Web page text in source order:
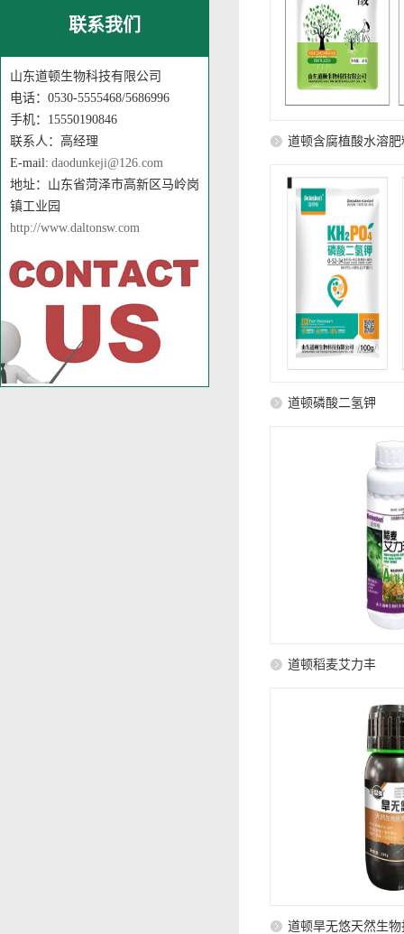
联系我们
山东道顿生物科技有限公司
电话：0530-5555468/5686996
手机：15550190846
联系人：高经理
E-mail: daodunkeji@126.com
地址：山东省菏泽市高新区马岭岗
镇工业园
http://www.daltonsw.com
道顿含腐植酸水溶肥
道顿磷酸二氢钾
道顿稻麦艾力丰
道顿旱无悠天然生